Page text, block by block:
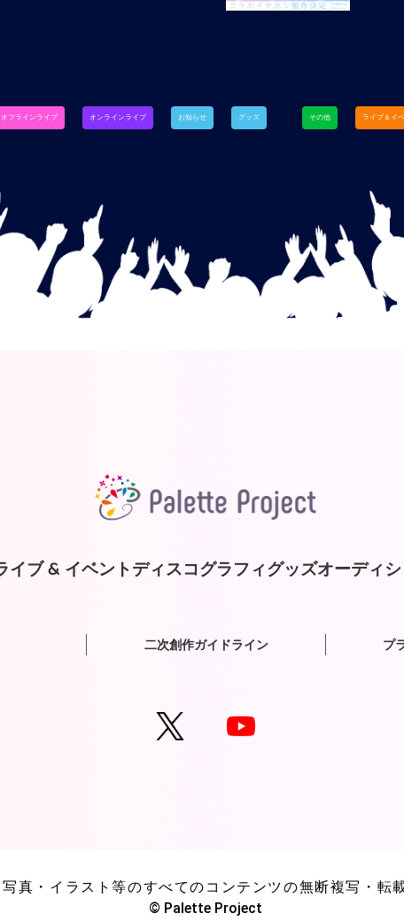
オフラインライブ オンラインライブ お知らせ グッズ その他 ライブ＆イ
イブ & イベントディスコグラフィグッズオーディ
二次創作ガイドライン プ
真・イラスト等のすべてのコンテンツの無断複写・転
© Palette Project